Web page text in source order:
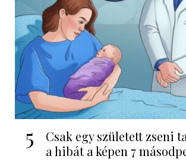
5
Csak egy született zseni
a hibát a képen 7